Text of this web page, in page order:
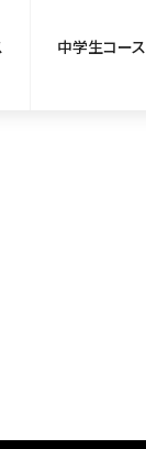
中学生コース